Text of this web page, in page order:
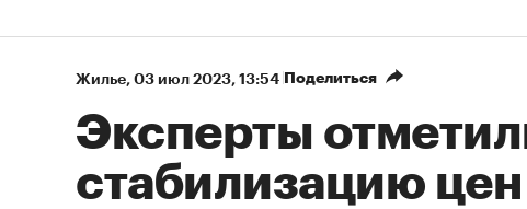
Жилье⁠, 03 июл 2023, 13:54 Поделиться
Эксперты
стабилизацию цен